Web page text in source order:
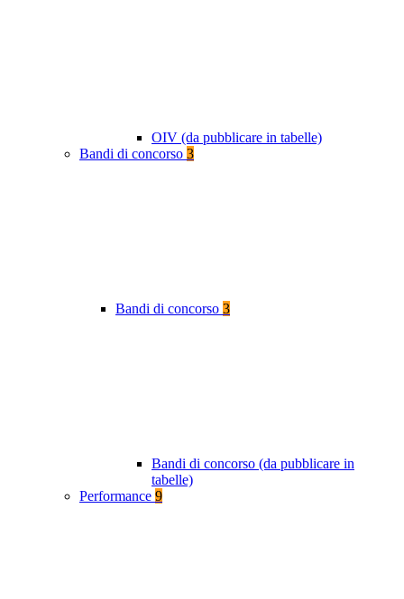
OIV (da pubblicare in tabelle)
Bandi di concorso 3
Bandi di concorso 3
Bandi di concorso (da pubblicare in
tabelle)
Performance 9